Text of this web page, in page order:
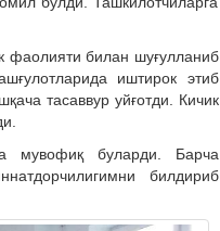
фаолияти билан шуғулланиб
иштирок этиб
тасаввур уйғотди. Кичик
мувофиқ буларди. Барча
билдириб